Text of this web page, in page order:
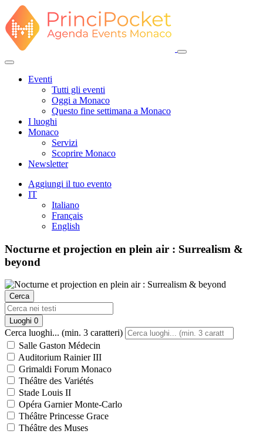
Eventi
Tutti gli eventi
Oggi a Monaco
Questo fine settimana a Monaco
I luoghi
Monaco
Servizi
Scoprire Monaco
Newsletter
Aggiungi il tuo evento
IT
Italiano
Français
English
Nocturne et projection en plein air : Surrealism &
beyond
Cerca
Luoghi 0
Cerca luoghi... (min. 3 caratteri)
Salle Gaston Médecin
Auditorium Rainier III
Grimaldi Forum Monaco
Théâtre des Variétés
Stade Louis II
Opéra Garnier Monte-Carlo
Théâtre Princesse Grace
Théâtre des Muses